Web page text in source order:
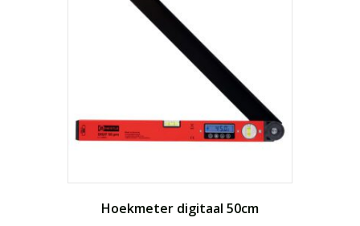
Hoekmeter digitaal 50cm